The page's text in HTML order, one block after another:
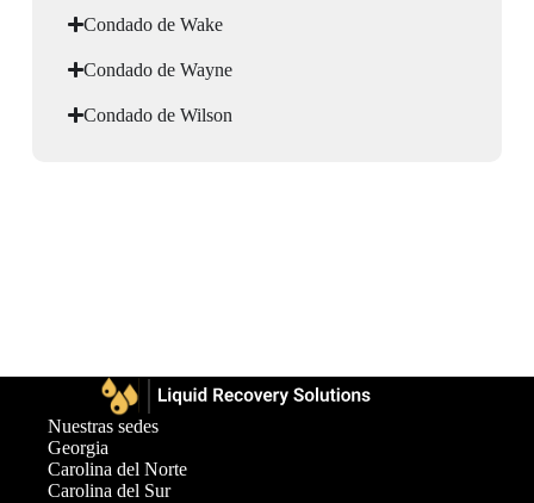
Condado de Wake
Condado de Wayne
Condado de Wilson
Nuestras sedes
Georgia
Carolina del Norte
Carolina del Sur